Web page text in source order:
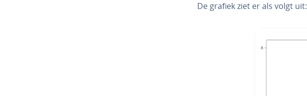
De grafiek ziet er als volgt uit: